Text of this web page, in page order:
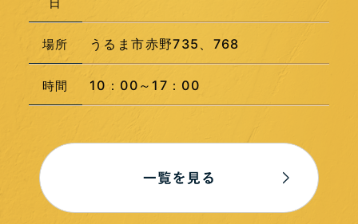
うるま市赤野735、768
10：00～17：00